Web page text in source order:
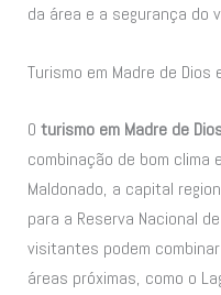
da área e a segurança do
Turismo em Madre de Dios
Oturismo em Madre de
combinação de bom clima
Maldonado, a capital
para a Reserva Nacional
visitantes podem
áreas próximas, como o